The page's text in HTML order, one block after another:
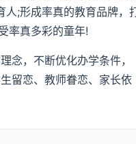
人;形成率真的教育品牌，
率真多彩的童年!
念，不断优化办学条件，
留恋、教师眷恋、家长依